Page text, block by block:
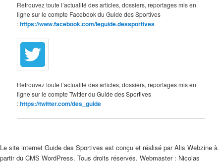
Retrouvez toute l’actualité des articles, dossiers, reportages mis en
ligne sur le compte Facebook du Guide des Sportives
:https://www.facebook.com/leguide.dessportives
Retrouvez toute l’actualité des articles, dossiers, reportages mis en
ligne sur le compte Twitter du Guide des Sportives
:https://twitter.com/des_guide
Le site internet Guide des Sportives est conçu et réalisé par Alis Webzine à
partir du CMS WordPress. Tous droits réservés. Webmaster : Nicolas